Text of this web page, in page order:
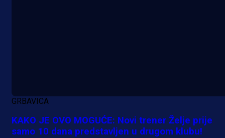
GRBAVICA
KAKO JE OVO MOGUĆE: Novi trener Želje prije
samo 10 dana predstavljen u drugom klubu!